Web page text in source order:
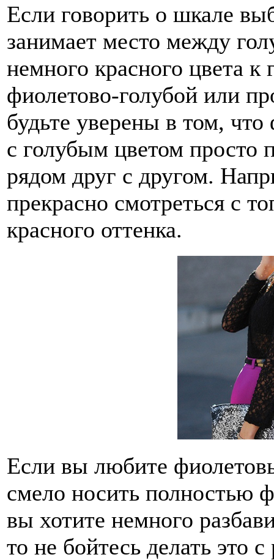
Если говорить о шкале
занимает место между
немного красного цвета к
фиолетово-голубой или
будьте уверены в том,
с голубым цветом просто
рядом друг с другом.
прекрасно смотреться с
красного оттенка.
Если вы любите
смело носить полностью
вы хотите немного
то не бойтесь делать это